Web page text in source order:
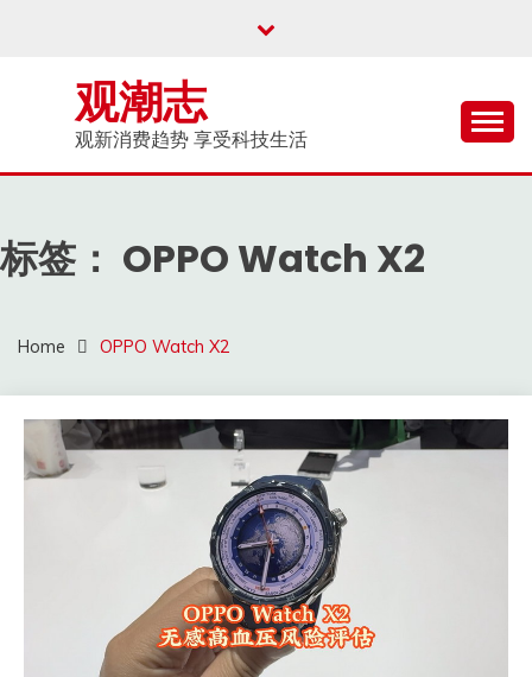
观潮志
观新消费趋势 享受科技生活
标签： OPPO Watch X2
Home OPPO Watch X2